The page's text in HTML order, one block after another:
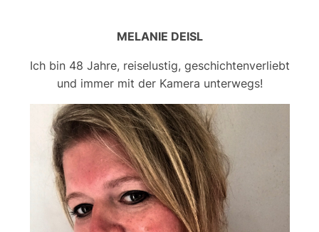
MELANIE DEISL
Ich bin 48 Jahre, reiselustig, geschichtenverliebt
und immer mit der Kamera unterwegs!